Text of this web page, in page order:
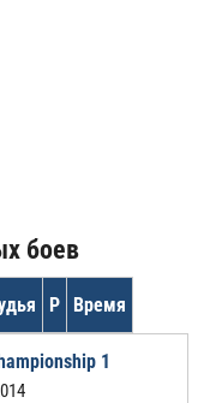
боев
Р Время
1